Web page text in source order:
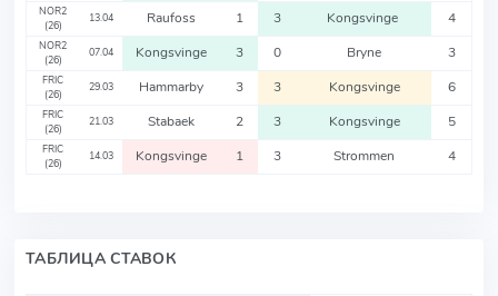
NOR2
(26)
13.04 Raufoss 1 3 Kongsvinge 4
NOR2
(26)
07.04 Kongsvinge 3 0 Bryne 3
FRIC
(26)
29.03 Hammarby 3 3 Kongsvinge 6
FRIC
(26)
21.03 Stabaek 2 3 Kongsvinge 5
FRIC
(26)
14.03 Kongsvinge 1 3 Strommen 4
ТАБЛИЦА СТАВОК